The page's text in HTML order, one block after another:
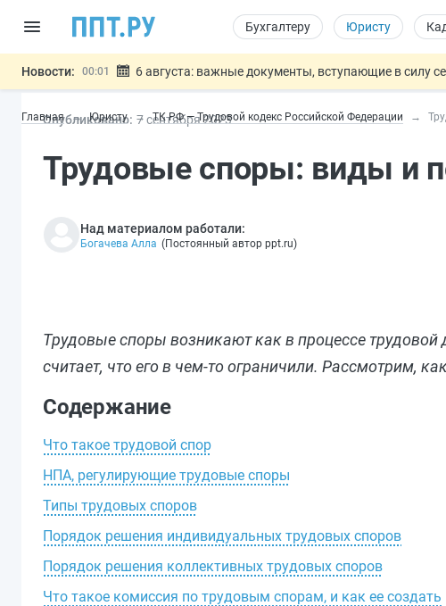
Бухгалтеру Юристу
Новости: 00:01 6 августа: важные документы, вступающие в силу
05.08 Мигрантам с судимостью запретят получать ВНЖ и
05.08
Важно Подписан закон об упрощении госзакупок
Главная Юристу ТК РФ — Трудовой кодекс Российской Федерации
Опубликовано: 7 сентября2023
Трудовые споры: виды и
Над материалом работали:
Богачева Алла (Постоянный автор ppt.ru)
Трудовые споры возникают как в процессе трудовой
считает, что его в чем-то ограничили. Рассмотрим,
Содержание
Что такое трудовой спор
НПА, регулирующие трудовые споры
Типы трудовых споров
Порядок решения индивидуальных трудовых споров
Порядок решения коллективных трудовых споров
Что такое комиссия по трудовым спорам, и как ее создать